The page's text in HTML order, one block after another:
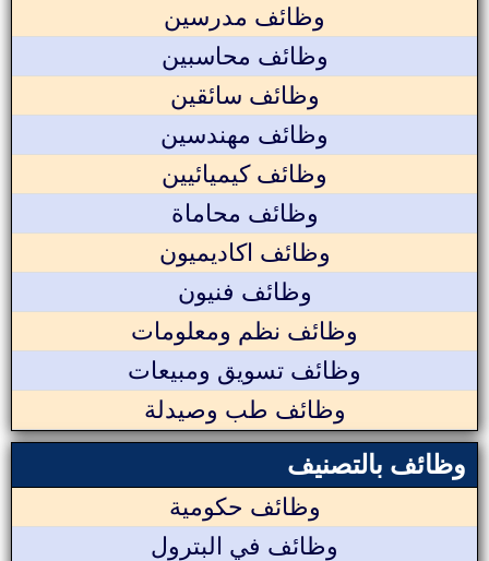
وظائف مدرسين
وظائف محاسبين
وظائف سائقين
وظائف مهندسين
وظائف كيميائيين
وظائف محاماة
وظائف اكاديميون
وظائف فنيون
وظائف نظم ومعلومات
وظائف تسويق ومبيعات
وظائف طب وصيدلة
وظائف بالتصنيف
وظائف حكومية
وظائف في البترول